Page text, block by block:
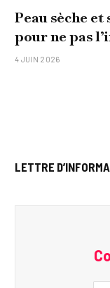
Peau sèche
pour ne pas
4 JUIN 2026
LETTRE